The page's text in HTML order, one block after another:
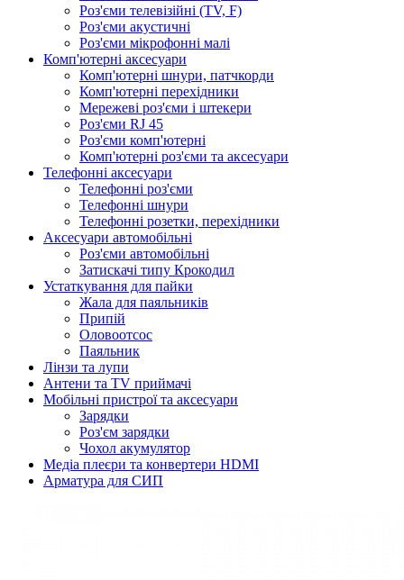
Роз'єми телевізійні (TV, F)
Роз'єми акустичні
Роз'єми мікрофонні малі
Комп'ютерні аксесуари
Комп'ютерні шнури, патчкорди
Комп'ютерні перехідники
Мережеві роз'єми і штекери
Роз'єми RJ 45
Роз'єми комп'ютерні
Комп'ютерні роз'єми та аксесуари
Телефонні аксесуари
Телефонні роз'єми
Телефонні шнури
Телефонні розетки, перехідники
Аксесуари автомобільні
Роз'єми автомобільні
Затискачі типу Крокодил
Устаткування для пайки
Жала для паяльників
Припій
Оловоотсос
Паяльник
Лінзи та лупи
Антени та TV приймачі
Мобільні пристрої та аксесуари
Зарядки
Роз'єм зарядки
Чохол акумулятор
Медіа плеєри та конвертери HDMI
Арматура для СИП